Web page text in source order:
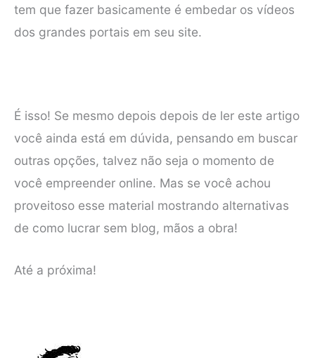
tem que fazer basicamente é embedar os vídeos
dos grandes portais em seu site.
É isso! Se mesmo depois depois de ler este artigo
você ainda está em dúvida, pensando em buscar
outras opções, talvez não seja o momento de
você empreender online. Mas se você achou
proveitoso esse material mostrando alternativas
de como lucrar sem blog, mãos a obra!
Até a próxima!